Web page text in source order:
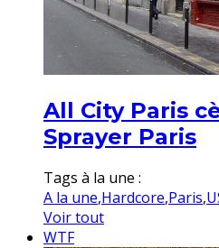
All City Paris
Sprayer Paris
Tags à la une :
A la une,Hardcore,Paris,
Voir tout
WTF